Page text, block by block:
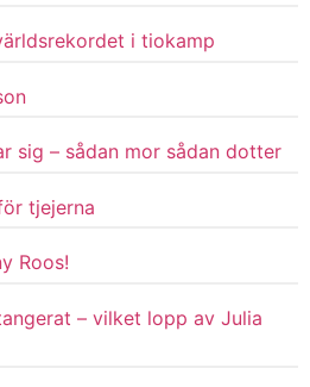
i tiokamp
sig – sådan mor sådan dotter
tjejerna
Roos!
– vilket lopp av Julia